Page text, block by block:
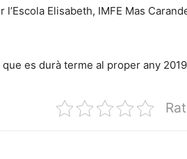
Elisabeth, IMFE Mas
es durà terme al proper any